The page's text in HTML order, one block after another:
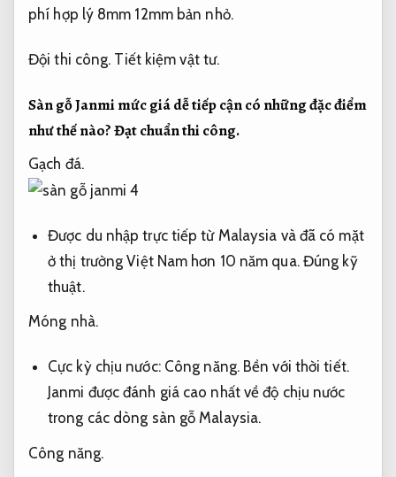
phí hợp lý 8mm 12mm bản nhỏ.
Đội thi công. Tiết kiệm vật tư.
Sàn gỗ Janmi mức giá dễ tiếp cận có những đặc điểm
như thế nào?Đạt chuẩn thi công.
Gạch đá.
Được du nhập trực tiếp từ Malaysia và đã có mặt
ở thị trường Việt Nam hơn 10 năm qua. Đúng kỹ
thuật.
Móng nhà.
Cực kỳ chịu nước: Công năng. Bền với thời tiết.
Janmi được đánh giá cao nhất về độ chịu nước
trong các dòng sàn gỗ Malaysia.
Công năng.